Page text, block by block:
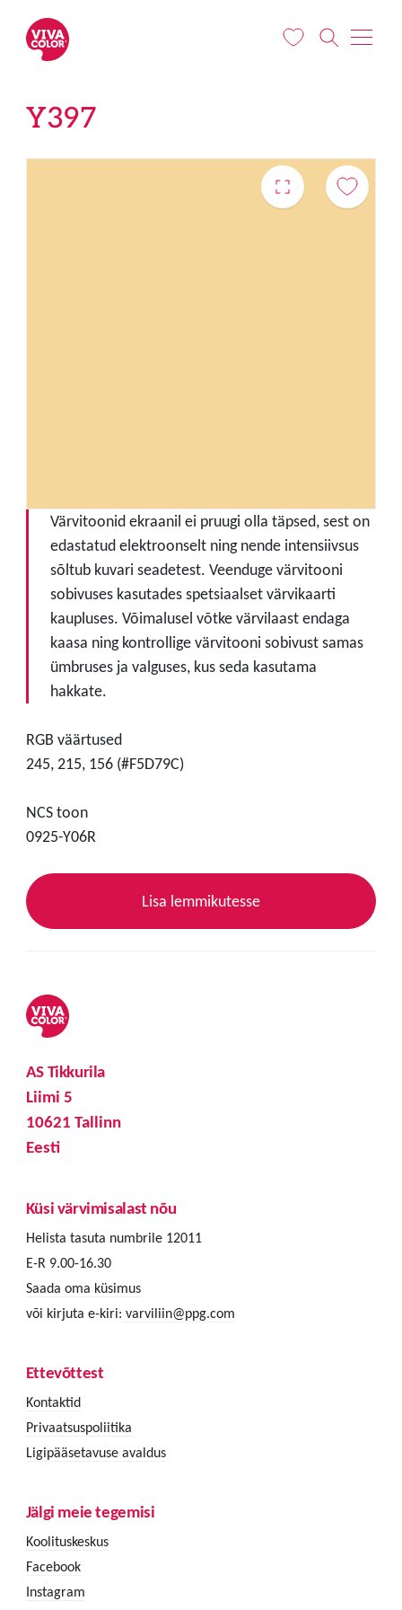
Y397
Värvitoonid ekraanil ei pruugi olla täpsed, sest on
edastatud elektroonselt ning nende intensiivsus
sõltub kuvari seadetest. Veenduge värvitooni
sobivuses kasutades spetsiaalset värvikaarti
kaupluses. Võimalusel võtke värvilaast endaga
kaasa ning kontrollige värvitooni sobivust samas
ümbruses ja valguses, kus seda kasutama
hakkate.
RGB väärtused
245, 215, 156 (#F5D79C)
NCS toon
0925-Y06R
Lisa lemmikutesse
AS Tikkurila
Liimi 5
10621 Tallinn
Eesti
Küsi värvimisalast nõu
Helista tasuta numbrile 12011
E-R 9.00-16.30
Saada oma küsimus
või kirjuta e-kiri: varviliin@ppg.com
Ettevõttest
Kontaktid
Privaatsuspoliitika
Ligipääsetavuse avaldus
Jälgi meie tegemisi
Koolituskeskus
Facebook
Instagram